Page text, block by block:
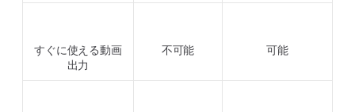
すぐに使える動画
出力
不可能 可能